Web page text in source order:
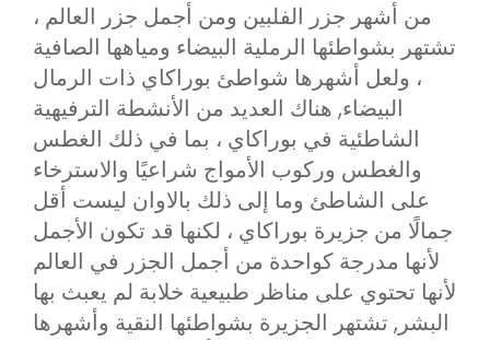
من أشهر جزر الفلبين ومن أجمل جزر العالم ،
تشتهر بشواطئها الرملية البيضاء ومياهها الصافية
، ولعل أشهرها شواطئ بوراكاي ذات الرمال
البيضاء, هناك العديد من الأنشطة الترفيهية
الشاطئية في بوراكاي ، بما في ذلك الغطس
والغطس وركوب الأمواج شراعيًا والاسترخاء
على الشاطئ وما إلى ذلك بالاوان ليست أقل
جمالًا من جزيرة بوراكاي ، لكنها قد تكون الأجمل
لأنها مدرجة كواحدة من أجمل الجزر في العالم
لأنها تحتوي على مناظر طبيعية خلابة لم يعبث بها
البشر, تشتهر الجزيرة بشواطئها النقية وأشهرها